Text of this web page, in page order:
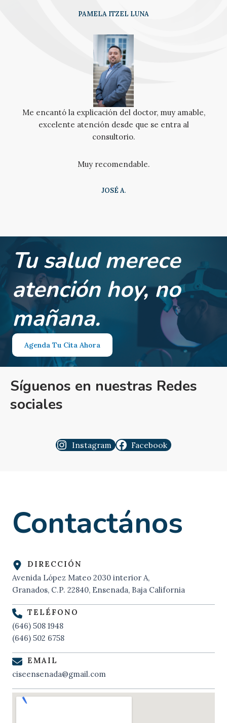
PAMELA ITZEL LUNA
Me encantó la explicación del doctor, muy amable,
excelente atención desde que se entra al
consultorio.
Muy recomendable.
JOSÉ A.
Tu salud merece
atención hoy, no
mañana.
Agenda Tu Cita Ahora
Síguenos en nuestras Redes
sociales
Instagram Facebook
Contactános
DIRECCIÓN
Avenida López Mateo 2030 interior A,
Granados, C.P. 22840, Ensenada, Baja California
TELÉFONO
(646) 508 1948
(646) 502 6758
EMAIL
ciseensenada@gmail.com